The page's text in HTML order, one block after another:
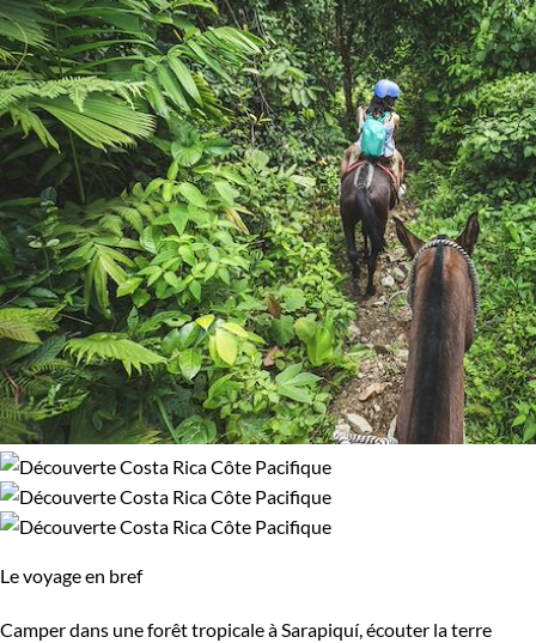
Le voyage en bref
Camper dans une forêt tropicale à Sarapiquí, écouter la terre